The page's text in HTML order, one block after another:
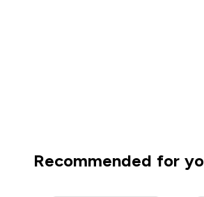
Recommended for